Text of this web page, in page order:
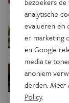
bezoekers
analytische
evalueren en
er marketing
en Google
media te
anoniem
derden.Meer
Policy.